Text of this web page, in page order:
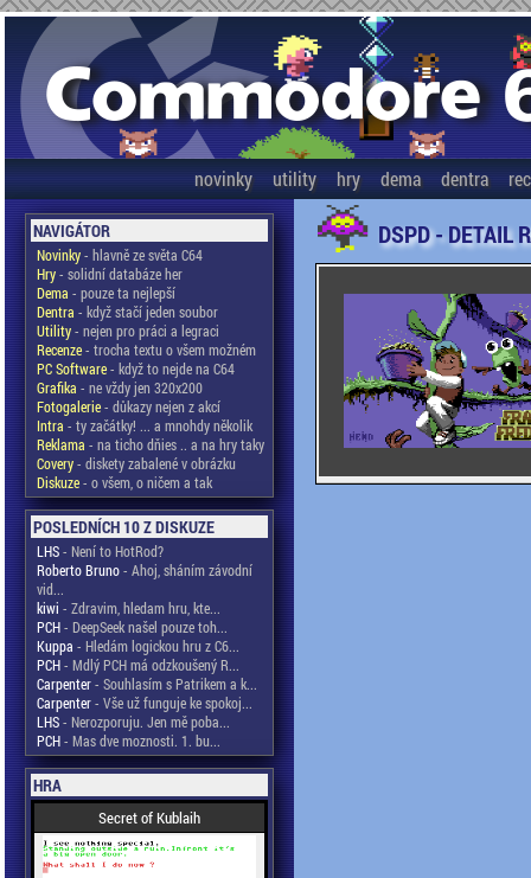
novinky utility hry dema dentra
NAVIGÁTOR
Novinky- hlavně ze světa C64
Hry- solidní databáze her
Dema - pouze ta nejlepší
Dentra - když stačí jeden soubor
Utility- nejen pro práci a legraci
Recenze- trocha textu o všem možném
PC Software- když to nejde na C64
Grafika - ne vždy jen 320x200
Fotogalerie- důkazy nejen z akcí
Intra - ty začátky! ... a mnohdy několik
Reklama - na ticho dňies .. a na hry taky
Covery- diskety zabalené v obrázku
Diskuze- o všem, o ničem a tak
POSLEDNÍCH 10 Z DISKUZE
LHS- Není to HotRod?
Roberto Bruno- Ahoj, sháním závodní
vid...
kiwi - Zdravim, hledam hru, kte...
PCH- DeepSeek našel pouze toh...
Kuppa - Hledám logickou hru z C6...
PCH- Mdlý PCH má odzkoušený R...
Carpenter- Souhlasím s Patrikem a k...
Carpenter- Vše už funguje ke spokoj...
LHS- Nerozporuju. Jen mě poba...
PCH- Mas dve moznosti. 1. bu...
HRA
Secret of Kublaih
DSPD - DETAIL